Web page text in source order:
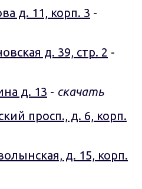
д. 11, корп. 3 -
д. 39, стр. 2 -
д. 13 - скачать
просп., д. 6, корп.
д. 15, корп.